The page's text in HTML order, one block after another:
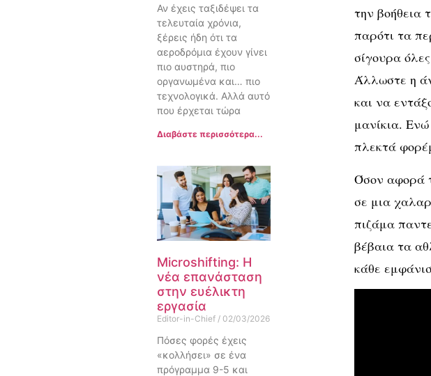
Αν έχεις ταξιδέψει τα
τελευταία χρόνια,
ξέρεις ήδη ότι τα
αεροδρόμια έχουν γίνει
πιο αυστηρά, πιο
οργανωμένα και… πιο
τεχνολογικά. Αλλά αυτό
που έρχεται τώρα
Διαβάστε περισσότερα...
Microshifting: Η
νέα επανάσταση
στην ευέλικτη
εργασία
Editor-in-Chief 02/03/2026
Πόσες φορές έχεις
«κολλήσει» σε ένα
πρόγραμμα 9-5 και
την βοήθεια
παρότι τα
σίγουρα
Άλλωστε η
και να
μανίκια.
πλεκτά
Όσον αφορά
σε μια
πιζάμα
βέβαια τα
κάθε